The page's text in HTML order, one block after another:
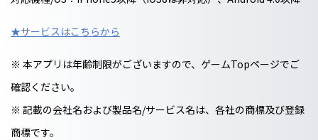
★サービスはこちらから
※ 本アプリは年齢制限がございますので、ゲームTopページでご
確認ください。
※ 記載の会社名および製品名/サービス名は、各社の商標及び登録
商標です。